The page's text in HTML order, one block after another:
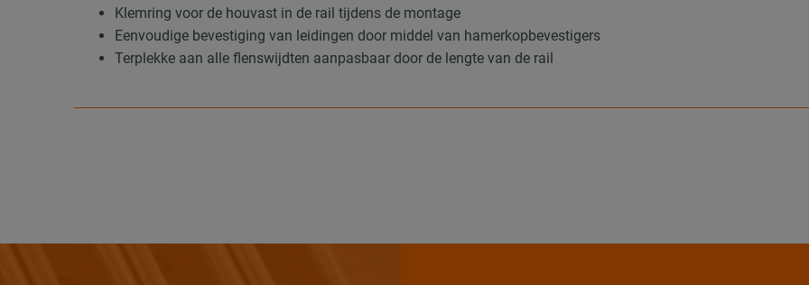
Klemring voor de houvast in de rail tijdens de montage
Eenvoudige bevestiging van leidingen door middel van hamerkopbevestigers
Terplekke aan alle flenswijdten aanpasbaar door de lengte van de rail